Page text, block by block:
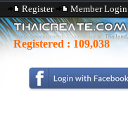
Register Member Login
Registered : 109,038